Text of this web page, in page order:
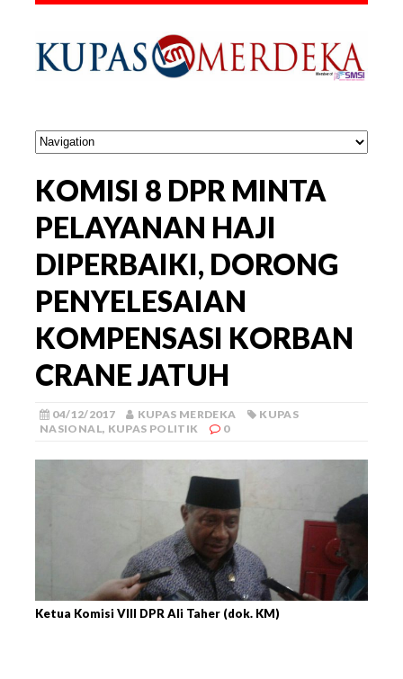
KOMISI 8 DPR MINTA
PELAYANAN HAJI
DIPERBAIKI, DORONG
PENYELESAIAN
KOMPENSASI KORBAN
CRANE JATUH
04/12/2017 KUPAS MERDEKA
KUPAS
NASIONAL, KUPAS POLITIK 0
Ketua Komisi VIII DPR Ali Taher (dok. KM)